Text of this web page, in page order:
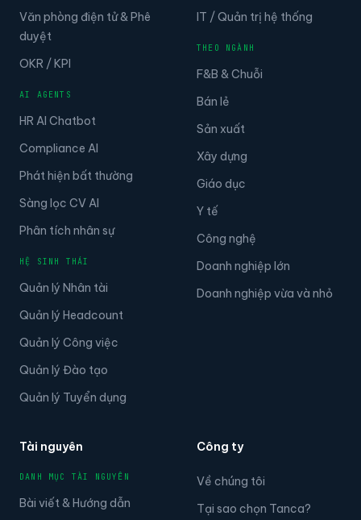
Văn phòng điện tử & Phê
duyệt
OKR / KPI
AI AGENTS
HR AI Chatbot
Compliance AI
Phát hiện bất thường
Sàng lọc CV AI
Phân tích nhân sự
HỆ SINH THÁI
Quản lý Nhân tài
Quản lý Headcount
Quản lý Công việc
Quản lý Đào tạo
Quản lý Tuyển dụng
IT / Quản trị hệ thống
THEO NGÀNH
F&B & Chuỗi
Bán lẻ
Sản xuất
Xây dựng
Giáo dục
Y tế
Công nghệ
Doanh nghiệp lớn
Doanh nghiệp vừa và nhỏ
Tài nguyên
DANH MỤC TÀI NGUYÊN
Bài viết & Hướng dẫn
Công ty
Về chúng tôi
Tại sao chọn Tanca?